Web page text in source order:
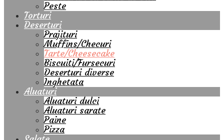
Peste
Torturi
Deserturi
Prajituri
Muffins/Checuri
Tarte/Cheesecake
Biscuiti/Fursecuri
Deserturi diverse
Inghetata
Aluaturi
Aluaturi dulci
Aluaturi sarate
Paine
Pizza